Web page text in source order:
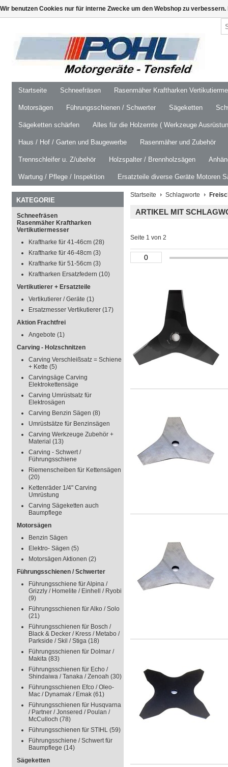
Startseite Schneefräsen Rasenmäher Kraftharken
Motorsägen Führungsschienen / Schwerter Sägeketten
Sägeketten schärfen Alles für die Holzernte ( Werkzeuge
Haus / Hof / Garten und Baugewerbe Rasenmäher und Zubehör
Trennschleifer u. Z/ubehör Holzspalter / Brennholzsägen
Wartung / Pflege / Inspektion Ersatzteile diverse Geräte Motoren
KATEGORIE
Schneefräsen
Rasenmäher Kraftharken
Vertikutiermesser
Kraftharke für 41-46cm (28)
Kraftharke für 46-48cm (3)
Kraftharke für 51-56cm (3)
Kraftharken Ersatzfedern (10)
Vertikutierer + Ersatzteile
Vertikutierer / Geräte (1)
Ersatzmesser Vertikutierer (17)
Aktion Frachtfrei
Angebote (1)
Carving - Holzschnitzen
Carving Verschleißsatz = Schiene
+ Kette (5)
Carvingsäge Carving
Elektrokettensäge
Carving Umrüstsatz für
Elektrosägen
Carving Benzin Sägen (8)
Umrüstsätze für Benzinsägen
Carving Werkzeuge Zubehör +
Material (13)
Carving - Schwert /
Führungsschiene
Riemenscheiben für Kettensägen
(20)
Kettenräder 1/4" Carving
Umrüstung
Carving Sägeketten auch
Baumpflege
Motorsägen
Benzin Sägen
Elektro- Sägen (5)
Motorsägen Aktionen (2)
Führungsschienen / Schwerter
Führungsschiene für Alpina /
Grizzly / Homelite / Einhell / Ryobi
(9)
Führungsschienen für Alko / Solo
(21)
Führungsschienen für Bosch /
Black & Decker / Kress / Metabo /
Parkside / Skil / Stiga (18)
Führungsschienen für Dolmar /
Makita (83)
Führungsschienen für Echo /
Shindaiwa / Tanaka / Zenoah (30)
Führungsschienen Efco / Oleo-
Mac / Dynamak / Emak (61)
Führungsschienen für Husqvarna
/ Partner / Jonsered / Poulan /
McCulloch (78)
Führungsschienen für STIHL (59)
Führungsschiene / Schwert für
Baumpflege (14)
Sägeketten
Startseite Schlagworte
ARTIKEL MIT
Seite 1 von 2
Wir benutzen Cookies nur für interne Zwecke um den Webshop zu